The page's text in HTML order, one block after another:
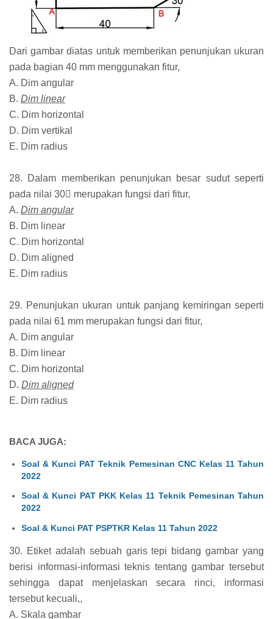
Dari gambar diatas untuk memberikan penunjukan ukuran
pada bagian 40 mm menggunakan fitur,
A. Dim angular
B. Dim linear
C. Dim horizontal
D. Dim vertikal
E. Dim radius
28. Dalam memberikan penunjukan besar sudut seperti
pada nilai 30 merupakan fungsi dari fitur,
A. Dim angular
B. Dim linear
C. Dim horizontal
D. Dim aligned
E. Dim radius
29. Penunjukan ukuran untuk panjang kemiringan seperti
pada nilai 61 mm merupakan fungsi dari fitur,
A. Dim angular
B. Dim linear
C. Dim horizontal
D. Dim aligned
E. Dim radius
BACA JUGA:
Soal & Kunci PAT Teknik Pemesinan CNC Kelas 11 Tahun
2022
Soal & Kunci PAT PKK Kelas 11 Teknik Pemesinan Tahun
2022
Soal & Kunci PAT PSPTKR Kelas 11 Tahun 2022
30. Etiket adalah sebuah garis tepi bidang gambar yang
berisi informasi-informasi teknis tentang gambar tersebut
sehingga dapat menjelaskan secara rinci, informasi
tersebut kecuali,,
A. Skala gambar